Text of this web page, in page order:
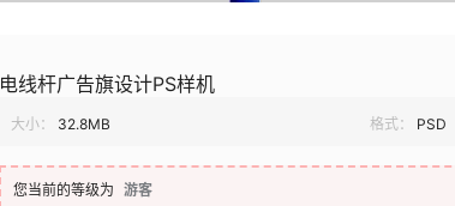
电线杆广告旗设计PS样机
大小： 32.8MB 格式： PSD
您当前的等级为 游客